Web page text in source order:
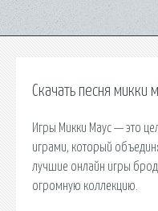
Скачать песня микки
Игры Микки Маус — это
играми, который
лучшие онлайн игры
огромную коллекцию.